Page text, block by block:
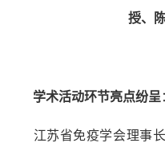
授、
学术活动环节亮点纷呈
江苏省免疫学会理事